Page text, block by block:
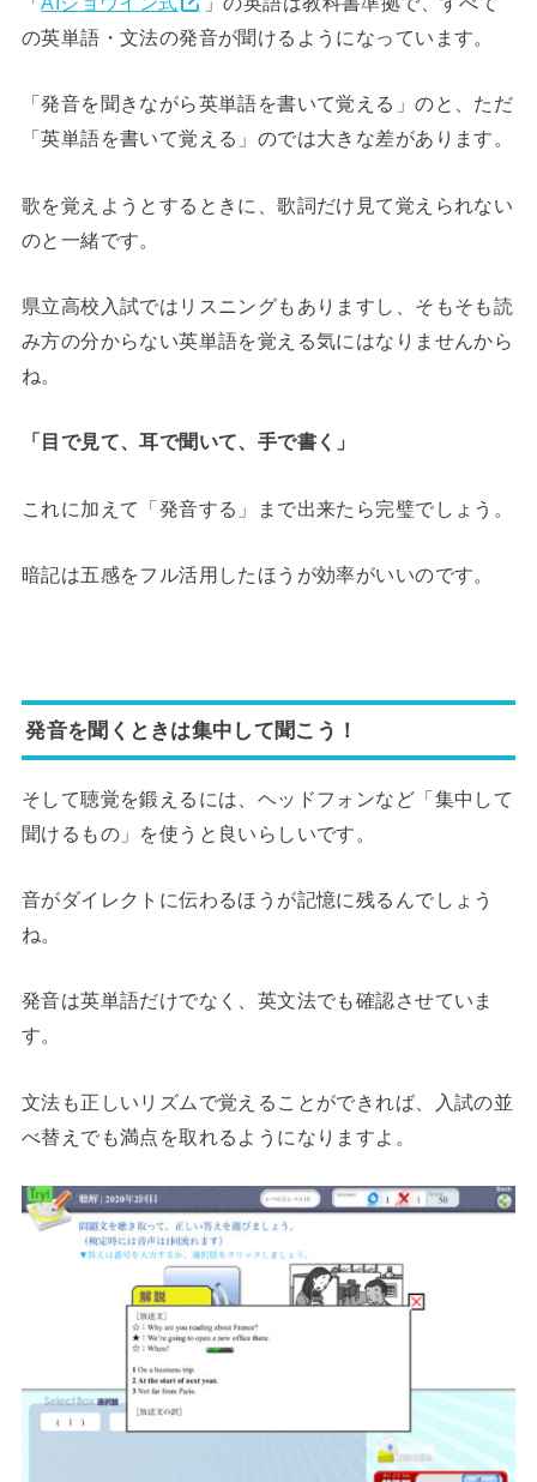
の英単語・文法の発音が聞けるようになっています。
「発音を聞きながら英単語を書いて覚える」のと、ただ
「英単語を書いて覚える」のでは大きな差があります。
歌を覚えようとするときに、歌詞だけ見て覚えられない
のと一緒です。
県立高校入試ではリスニングもありますし、そもそも読
み方の分からない英単語を覚える気にはなりませんから
ね。
「目で見て、耳で聞いて、手で書く」
これに加えて「発音する」まで出来たら完璧でしょう。
暗記は五感をフル活用したほうが効率がいいのです。
発音を聞くときは集中して聞こう！
そして聴覚を鍛えるには、ヘッドフォンなど「集中して
聞けるもの」を使うと良いらしいです。
音がダイレクトに伝わるほうが記憶に残るんでしょう
ね。
発音は英単語だけでなく、英文法でも確認させていま
す。
文法も正しいリズムで覚えることができれば、入試の並
べ替えでも満点を取れるようになりますよ。